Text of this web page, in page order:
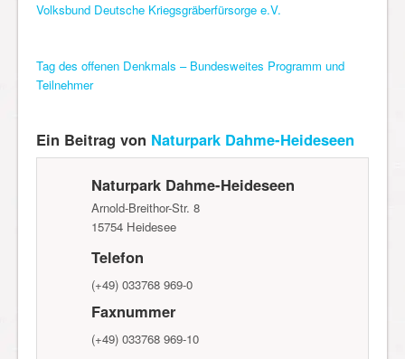
Volksbund Deutsche Kriegsgräberfürsorge e.V.
Tag des offenen Denkmals – Bundesweites Programm und
Teilnehmer
Ein Beitrag von Naturpark Dahme-Heideseen
Naturpark Dahme-Heideseen
Arnold-Breithor-Str. 8
15754 Heidesee
Telefon
(+49) 033768 969-0
Faxnummer
(+49) 033768 969-10